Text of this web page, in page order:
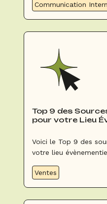
Communication
Top 9 des
pour votre Lieu
Voici le Top 9 des
votre lieu
les optimiser.
Ventes